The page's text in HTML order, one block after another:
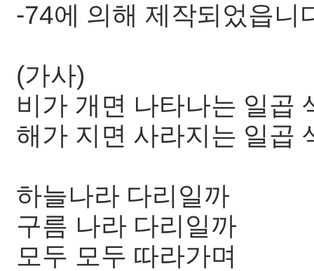
-74에 의해 제작되었읍니
(가사)
비가 개면 나타나는 일곱
해가 지면 사라지는 일곱
하늘나라 다리일까
구름 나라 다리일까
모두 모두 따라가며